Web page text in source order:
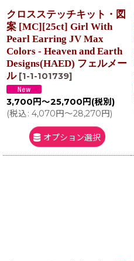
クロスステッチキット・図
案 [MC][25ct] Girl With
Pearl Earring JV Max
Colors - Heaven and Earth
Designs(HAED) フェルメー
ル [1-1-101739]
3,700 円～25,700 円 (税別)
(税込: 4,070円～28,270円)
オプション選択